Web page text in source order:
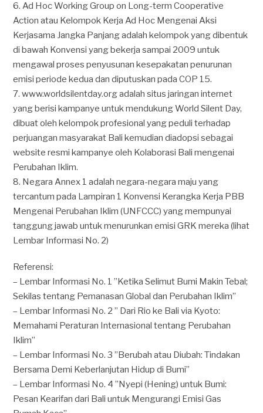
6. Ad Hoc Working Group on Long-term Cooperative
Action atau Kelompok Kerja Ad Hoc Mengenai Aksi
Kerjasama Jangka Panjang adalah kelompok yang dibentuk
di bawah Konvensi yang bekerja sampai 2009 untuk
mengawal proses penyusunan kesepakatan penurunan
emisi periode kedua dan diputuskan pada COP 15.
7. www.worldsilentday.org adalah situs jaringan internet
yang berisi kampanye untuk mendukung World Silent Day,
dibuat oleh kelompok profesional yang peduli terhadap
perjuangan masyarakat Bali kemudian diadopsi sebagai
website resmi kampanye oleh Kolaborasi Bali mengenai
Perubahan Iklim.
8. Negara Annex 1 adalah negara-negara maju yang
tercantum pada Lampiran 1 Konvensi Kerangka Kerja PBB
Mengenai Perubahan Iklim (UNFCCC) yang mempunyai
tanggung jawab untuk menurunkan emisi GRK mereka (lihat
Lembar Informasi No. 2)
Referensi:
– Lembar Informasi No. 1 ”Ketika Selimut Bumi Makin Tebal;
Sekilas tentang Pemanasan Global dan Perubahan Iklim”
– Lembar Informasi No. 2 ” Dari Rio ke Bali via Kyoto:
Memahami Peraturan Internasional tentang Perubahan
Iklim”
– Lembar Informasi No. 3 ”Berubah atau Diubah: Tindakan
Bersama Demi Keberlanjutan Hidup di Bumi”
– Lembar Informasi No. 4 ”Nyepi (Hening) untuk Bumi:
Pesan Kearifan dari Bali untuk Mengurangi Emisi Gas